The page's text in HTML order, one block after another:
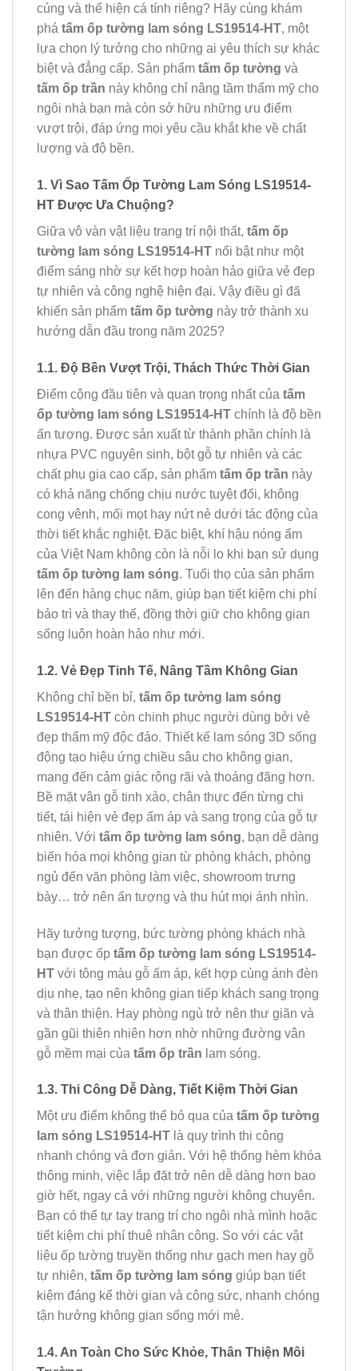
cúng và thể hiện cá tính riêng? Hãy cùng khám
phá tấm ốp tường lam sóng LS19514-HT, một
lựa chọn lý tưởng cho những ai yêu thích sự khác
biệt và đẳng cấp. Sản phẩm tấm ốp tường và
tấm ốp trần này không chỉ nâng tầm thẩm mỹ cho
ngôi nhà bạn mà còn sở hữu những ưu điểm
vượt trội, đáp ứng mọi yêu cầu khắt khe về chất
lượng và độ bền.
1. Vì Sao Tấm Ốp Tường Lam Sóng LS19514-
HT Được Ưa Chuộng?
Giữa vô vàn vật liệu trang trí nội thất, tấm ốp
tường lam sóng LS19514-HT nổi bật như một
điểm sáng nhờ sự kết hợp hoàn hảo giữa vẻ đẹp
tự nhiên và công nghệ hiện đại. Vậy điều gì đã
khiến sản phẩm tấm ốp tường này trở thành xu
hướng dẫn đầu trong năm 2025?
1.1. Độ Bền Vượt Trội, Thách Thức Thời Gian
Điểm cộng đầu tiên và quan trọng nhất của tấm
ốp tường lam sóng LS19514-HT chính là độ bền
ấn tượng. Được sản xuất từ thành phần chính là
nhựa PVC nguyên sinh, bột gỗ tự nhiên và các
chất phụ gia cao cấp, sản phẩm tấm ốp trần này
có khả năng chống chịu nước tuyệt đối, không
cong vênh, mối mọt hay nứt nẻ dưới tác động của
thời tiết khắc nghiệt. Đặc biệt, khí hậu nóng ẩm
của Việt Nam không còn là nỗi lo khi bạn sử dụng
tấm ốp tường lam sóng. Tuổi thọ của sản phẩm
lên đến hàng chục năm, giúp bạn tiết kiệm chi phí
bảo trì và thay thế, đồng thời giữ cho không gian
sống luôn hoàn hảo như mới.
1.2. Vẻ Đẹp Tinh Tế, Nâng Tầm Không Gian
Không chỉ bền bỉ, tấm ốp tường lam sóng
LS19514-HT còn chinh phục người dùng bởi vẻ
đẹp thẩm mỹ độc đáo. Thiết kế lam sóng 3D sống
động tạo hiệu ứng chiều sâu cho không gian,
mang đến cảm giác rộng rãi và thoáng đãng hơn.
Bề mặt vân gỗ tinh xảo, chân thực đến từng chi
tiết, tái hiện vẻ đẹp ấm áp và sang trọng của gỗ tự
nhiên. Với tấm ốp tường lam sóng, bạn dễ dàng
biến hóa mọi không gian từ phòng khách, phòng
ngủ đến văn phòng làm việc, showroom trưng
bày… trở nên ấn tượng và thu hút mọi ánh nhìn.
Hãy tưởng tượng, bức tường phòng khách nhà
bạn được ốp tấm ốp tường lam sóng LS19514-
HT với tông màu gỗ ấm áp, kết hợp cùng ánh đèn
dịu nhẹ, tạo nên không gian tiếp khách sang trọng
và thân thiện. Hay phòng ngủ trở nên thư giãn và
gần gũi thiên nhiên hơn nhờ những đường vân
gỗ mềm mại của tấm ốp trần lam sóng.
1.3. Thi Công Dễ Dàng, Tiết Kiệm Thời Gian
Một ưu điểm không thể bỏ qua của tấm ốp tường
lam sóng LS19514-HT là quy trình thi công
nhanh chóng và đơn giản. Với hệ thống hèm khóa
thông minh, việc lắp đặt trở nên dễ dàng hơn bao
giờ hết, ngay cả với những người không chuyên.
Bạn có thể tự tay trang trí cho ngôi nhà mình hoặc
tiết kiệm chi phí thuê nhân công. So với các vật
liệu ốp tường truyền thống như gạch men hay gỗ
tự nhiên, tấm ốp tường lam sóng giúp bạn tiết
kiệm đáng kể thời gian và công sức, nhanh chóng
tận hưởng không gian sống mới mẻ.
1.4. An Toàn Cho Sức Khỏe, Thân Thiện Môi